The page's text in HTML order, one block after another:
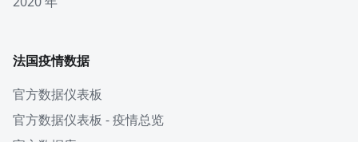
法国疫情数据
官方数据仪表板
官方数据仪表板 - 疫情总览